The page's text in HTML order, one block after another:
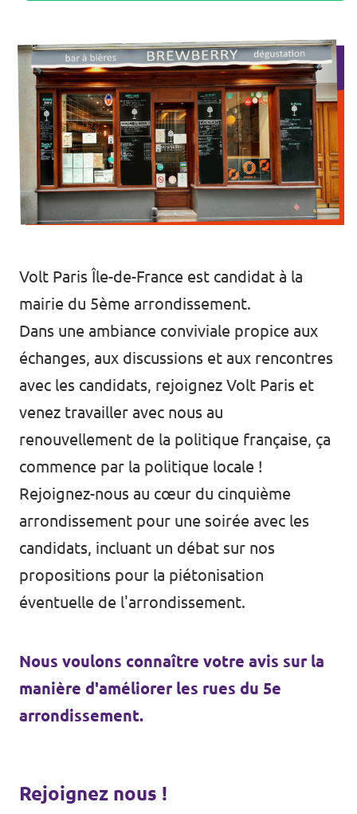
Participer
Postes ouverts
Adhérer
Volt Paris Île-de-France est candidat à la
mairie du 5ème arrondissement.
Dans une ambiance conviviale propice aux
échanges, aux discussions et aux rencontres
avec les candidats, rejoignez Volt Paris et
venez travailler avec nous au
renouvellement de la politique française, ça
commence par la politique locale !
Rejoignez-nous au cœur du cinquième
arrondissement pour une soirée avec les
candidats, incluant un débat sur nos
propositions pour la piétonisation
éventuelle de l'arrondissement.
Nous voulons connaître votre avis sur la
manière d'améliorer les rues du 5e
arrondissement.
Rejoignez nous !